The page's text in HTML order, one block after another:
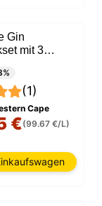
Gin
mit 3
(1)
Cape
€(99.67 €/L)